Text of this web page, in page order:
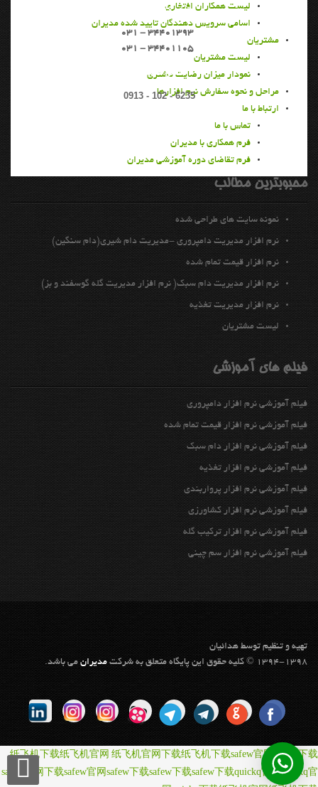
ليست همكاران افتخاري
اسامی سرویس دهندگان تایید شده مدیران
مشتريان
ليست مشتريان
نمودار ميزان رضايت مشتري
مراحل و نحوه سفارش نرم افزارها
ارتباط با ما
تماس با ما
فرم همکاری با مدیران
فرم تقاضای دوره آموزشی مدیران
تلفن دفتر مركزي
031 - 34401393
031 - 34401105
تماس مستقيم
0913 - 102 - 6235
محبوبترين مطالب
نمونه سايت هاي طراحي شده
نرم افزار مديريت دامپروري -مدیریت دام شیری(دام سنگین)
نرم افزار قيمت تمام شده
نرم افزار مدیریت دام سبك( نرم افزار مدیریت گله گوسفند و بز)
نرم افزار مديريت تغذيه
ليست مشتريان
فیلم های آموزشی
فیلم آموزشی نرم افزار دامپروری
فیلم آموزشی نرم افزار قیمت تمام شده
فیلم آموزشی نرم افزار دام سبک
فیلم آموزشی نرم افزار تغذیه
فیلم آموزشی نرم افزار پرواربندي
فیلم آموزشی نرم افزار كشاورزي
فیلم آموزشی نرم افزار تركيب گله
فیلم آموزشی نرم افزار سم چيني
تهيه و تنظيم توسط هدائيان
1394-1398 © کلیه حقوق این پایگاه متعلق به شرکت
مديران می باشد.
纸飞机下载纸飞机官网 纸飞机官网下载纸飞机下载safew官网 safew下载
safew官网下载safew官网safew下载safew下载safew下载quickq官网quickq官